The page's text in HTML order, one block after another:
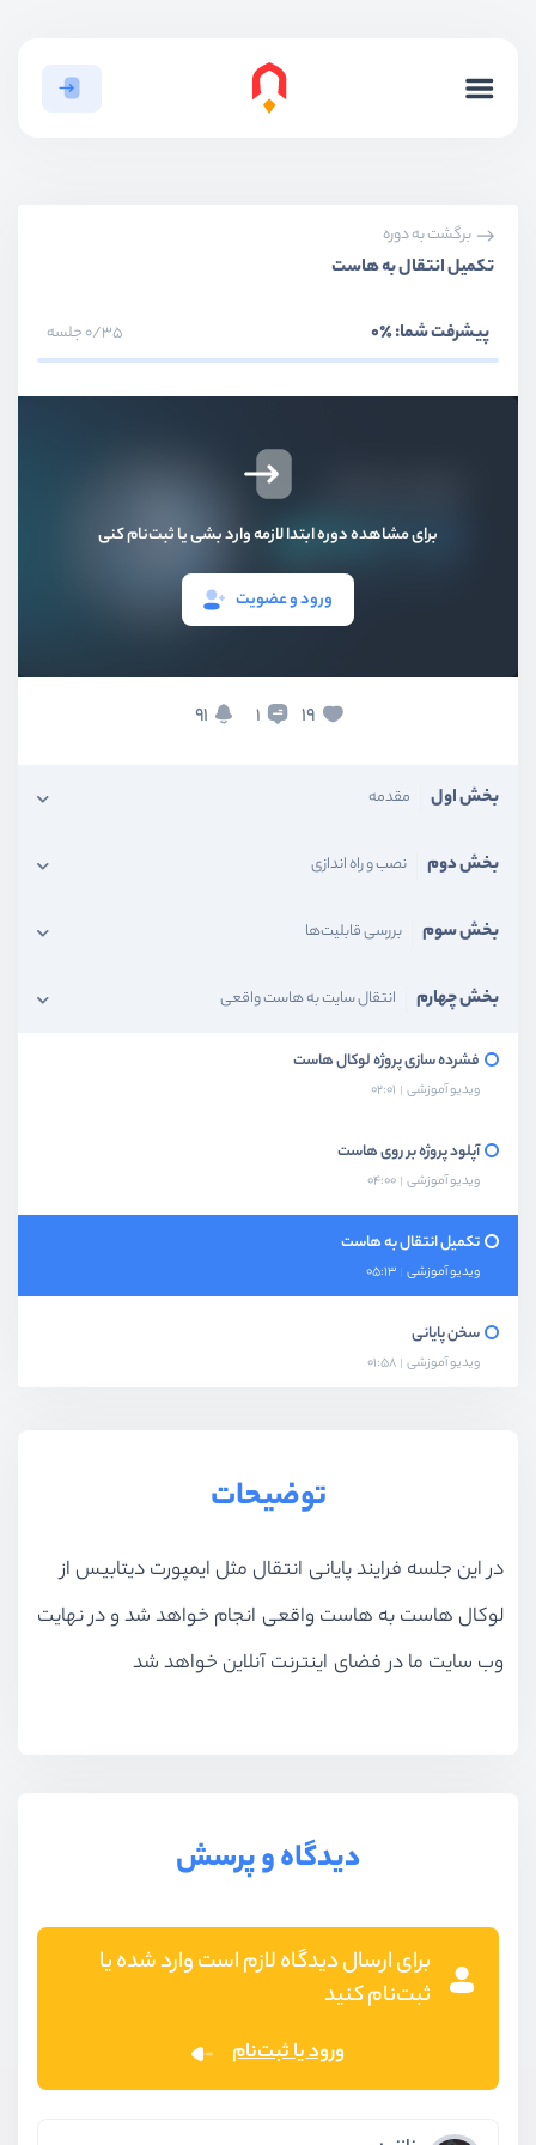
برگشت به دوره
تکمیل انتقال به هاست
پیشرفت شما:٪0 0/35 جلسه
برای مشاهده دوره ابتدا لازمه وارد بشی یا ثبت‌نام کنی
ورود و عضویت
19
1
91
بخش اول مقدمه
بخش دوم نصب و راه اندازی
بخش سوم بررسی قابلیت‌ها
بخش چهارم انتقال سایت به هاست واقعی
فشرده سازی پروژه لوکال هاست
ویدیو آموزشی 02:01
آپلود پروژه بر روی هاست
ویدیو آموزشی 04:00
تکمیل انتقال به هاست
ویدیو آموزشی 05:13
سخن پایانی
ویدیو آموزشی 01:58
توضیحات
در این جلسه فرایند پایانی انتقال مثل ایمپورت دیتابیس از
لوکال هاست به هاست واقعی انجام خواهد شد و در نهایت
وب سایت ما در فضای اینترنت آنلاین خواهد شد
دیدگاه و پرسش
برای ارسال دیدگاه لازم است وارد شده یا
ثبت‌نام کنید
ورود یا ثبت‌نام